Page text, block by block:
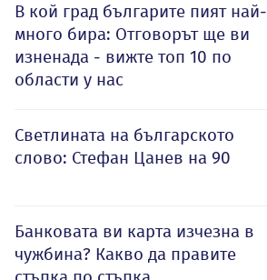
В кой град българите пият най-
много бира: Отговорът ще ви
изненада - вижте топ 10 по
области у нас
Светлината на българското
слово: Стефан Цанев на 90
Банковата ви карта изчезна в
чужбина? Какво да правите